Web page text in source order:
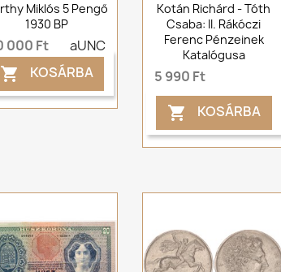
Miklós 5 Pengő
1930 BP
000 Ft aUNC
 KOSÁRBA
Kotán Richárd - Tóth
Csaba: II. Rákóczi
Ferenc Pénzeinek
Katalógusa
5 990 Ft
 KOSÁRBA